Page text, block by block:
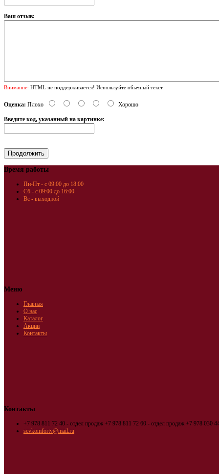
Ваш отзыв:
Внимание: HTML не поддерживается! Используйте обычный текст.
Оценка: Плохо Хорошо
Введите код, указанный на картинке:
Время работы
Пн-Пт - с 09:00 до 18:00
Сб - с 09:00 до 16:00
Вс - выходной
Меню
Главная
О нас
Каталог
Акции
Контакты
Контакты
+7 978 811 72 40 - отдел продаж +7 978 811 72 60 - отдел продаж +7 978 030
sevkomfortv@mail.ru